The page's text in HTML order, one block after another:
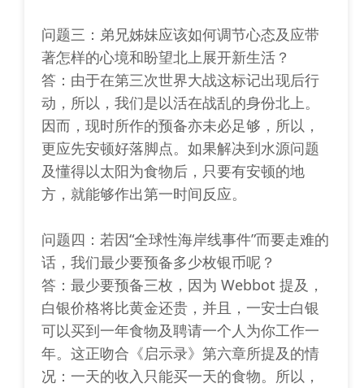
问题三：弟兄姊妹应该如何调节心态及应带
著怎样的心境和盼望北上展开新生活？
答：由于在第三次世界大战这标记出现后行
动，所以，我们是以活在战乱的身份北上。
因而，现时所作的预备亦未必足够，所以，
更应先安顿好落脚点。如果解决到水源问题
及懂得以太阳为食物后，只要有安顿的地
方，就能够作出第一时间反应。
问题四：若因“全球性海岸线事件”而要走难的
话，我们最少要预备多少枚银币呢？
答：最少要预备三枚，因为 Webbot 提及，
白银价格将比黄金还贵，并且，一安士白银
可以买到一年食物及聘请一个人为你工作一
年。这正吻合《启示录》第六章所提及的情
况：一天的收入只能买一天的食物。所以，